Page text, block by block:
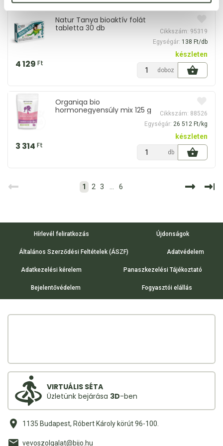
Natur Tanya bioaktív folát
tabletta 30 db
Cikkszám: 95319
Egységár: 138 Ft/db
4 129 Ft
készleten
doboz
Organiqa bio
hormonegyensúly mix 125 g
Cikkszám: 88526
Egységár: 26 512 Ft/kg
3 314 Ft
készleten
db
1 2 3 6
Hírlevél feliratkozás Újdonságok
Általános Szerződési Feltételek (ÁSZF) Adatvédelem
Adatkezelési kérelem Panaszkezelési Tájékoztató
Bejelentővédelem Fogyasztói elállás
VIRTUÁLIS SÉTA
Üzletünk bejárása 3D-ben
1135 Budapest, Róbert Károly körút 96-100.
vevoszolgalat@bijo.hu